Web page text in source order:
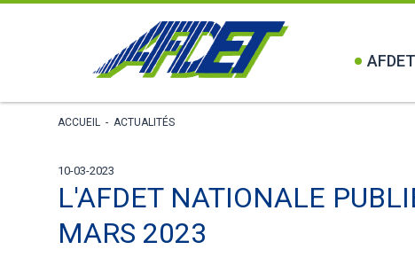
AFDET
ACCUEIL- ACTUALITÉS
10-03-2023
L'AFDET NATIONALE
MARS 2023